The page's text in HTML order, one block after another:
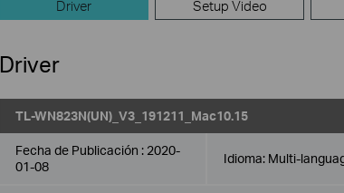
Driver Setup Video
Driver
TL-WN823N(UN)_V3_191211_Mac10.15
Fecha de Publicación : 2020-
01-08
Idioma: Multi-